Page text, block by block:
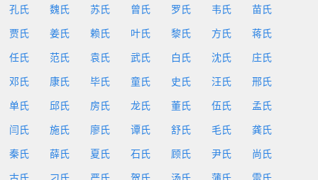
孔氏 魏氏 苏氏 曾氏 罗氏 韦氏 苗氏
贾氏 姜氏 赖氏 叶氏 黎氏 方氏 蒋氏
任氏 范氏 袁氏 武氏 白氏 沈氏 庄氏
邓氏 康氏 毕氏 童氏 史氏 汪氏 邢氏
单氏 邱氏 房氏 龙氏 董氏 伍氏 孟氏
闫氏 施氏 廖氏 谭氏 舒氏 毛氏 龚氏
秦氏 薛氏 夏氏 石氏 顾氏 尹氏 尚氏